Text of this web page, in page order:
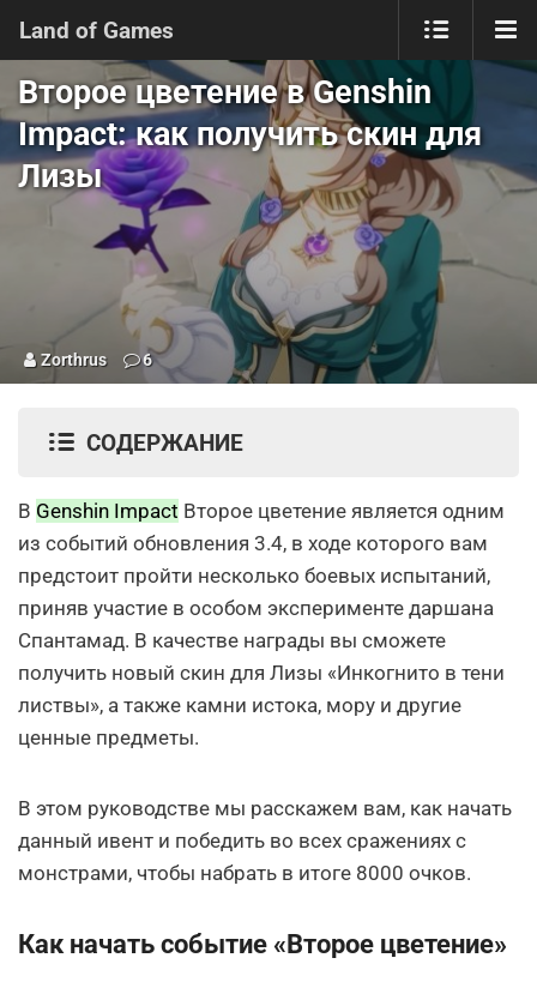
Land of Games
Второе цветение в Genshin
Impact: как получить скин для
Лизы
Zorthrus 6
СОДЕРЖАНИЕ
В Genshin Impact Второе цветение является одним
из событий обновления 3.4, в ходе которого вам
предстоит пройти несколько боевых испытаний,
приняв участие в особом эксперименте даршана
Спантамад. В качестве награды вы сможете
получить новый скин для Лизы «Инкогнито в тени
листвы», а также камни истока, мору и другие
ценные предметы.
В этом руководстве мы расскажем вам, как начать
данный ивент и победить во всех сражениях с
монстрами, чтобы набрать в итоге 8000 очков.
Как начать событие «Второе цветение»